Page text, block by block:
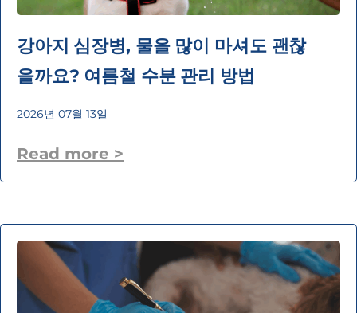
강아지 심장병, 물을 많이 마셔도 괜찮
을까요? 여름철 수분 관리 방법
2026년 07월 13일
Read more >